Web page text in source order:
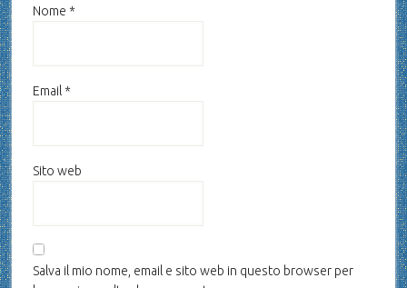
Nome *
Email *
Sito web
Salva il mio nome, email e sito web in questo browser per